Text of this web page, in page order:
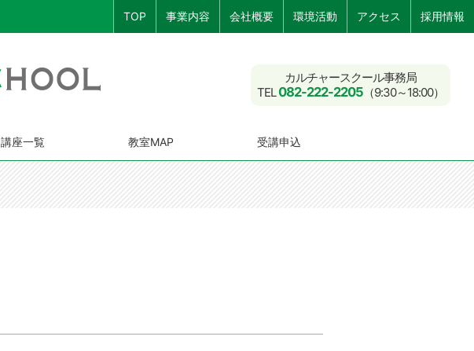
採用情報
アクセス
環境活動
会社概要
事業内容
TOP
カルチャースクール事務局
TEL082-222-2205 （9:30～18:00）
講座一覧 教室MAP 受講申込